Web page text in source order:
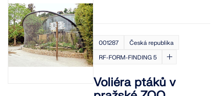
001287
Česká republika
RF-FORM-FINDING 5
Voliéra ptáků v